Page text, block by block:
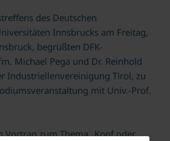
des Deutschen
Innsbrucks am Freitag,
begrüßten DFK-
Michael Pega und Dr. Reinhold
Industriellenvereinigung Tirol, zu
mit Univ.-Prof.
Vortrag zum Thema „Kopf oder